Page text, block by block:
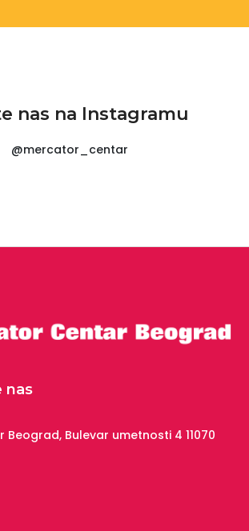
nas na Instagramu
@mercator_centar
nas
Beograd, Bulevar umetnosti 4 11070